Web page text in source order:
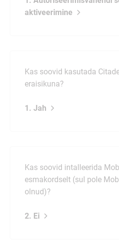
aktiveerimine
Kas soovid kasutada
eraisikuna?
1. Jah
Kas soovid intalleerida
esmakordselt (sul pole
olnud)?
2. Ei